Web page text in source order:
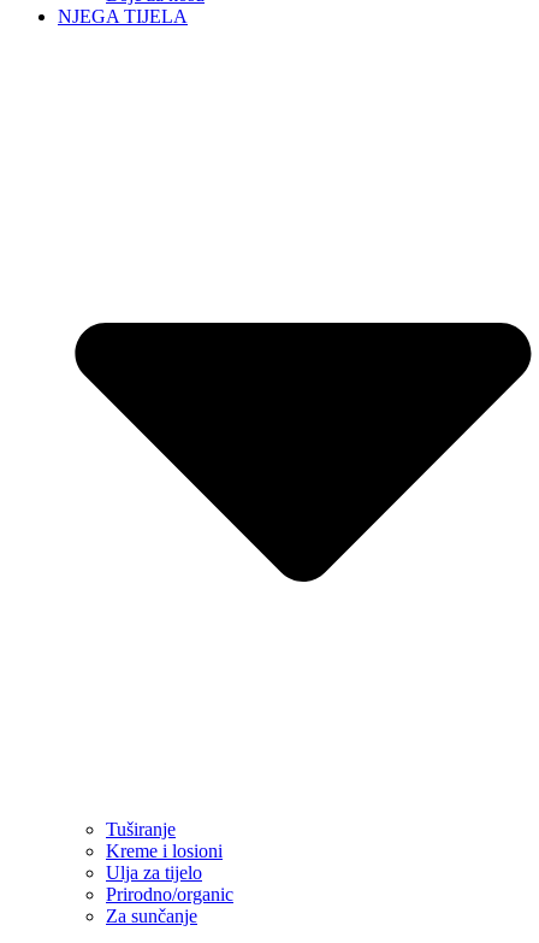
NJEGA TIJELA
Tuširanje
Kreme i losioni
Ulja za tijelo
Prirodno/organic
Za sunčanje